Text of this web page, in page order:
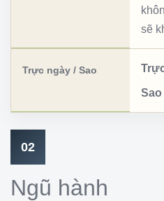
sẽ
Trực ngày / Sao
Sao
02
Ngũ hành